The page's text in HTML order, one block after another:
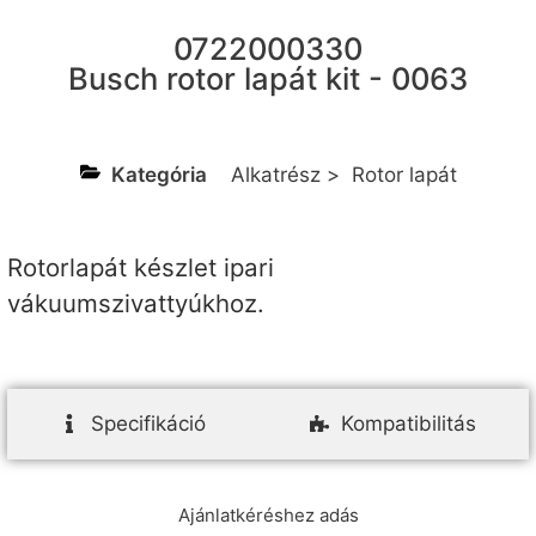
0722000330
Busch rotor lapát kit - 0063
Kategória Alkatrész > Rotor lapát
Rotorlapát készlet ipari
vákuumszivattyúkhoz.
Specifikáció Kompatibilitás
Ajánlatkéréshez adás